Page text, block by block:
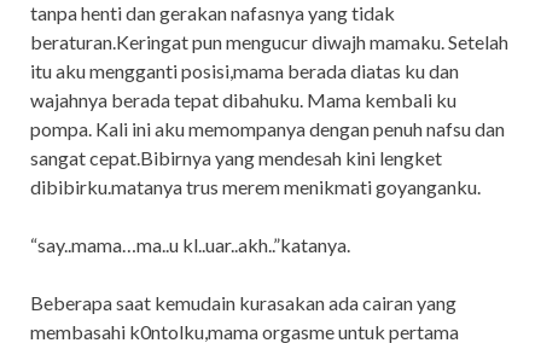
tanpa henti dan gerakan nafasnya yang tidak
beraturan.Keringat pun mengucur diwajh mamaku. Setelah
itu aku mengganti posisi,mama berada diatas ku dan
wajahnya berada tepat dibahuku. Mama kembali ku
pompa. Kali ini aku memompanya dengan penuh nafsu dan
sangat cepat.Bibirnya yang mendesah kini lengket
dibibirku.matanya trus merem menikmati goyanganku.
“say..mama…ma..u kl..uar..akh..”katanya.
Beberapa saat kemudain kurasakan ada cairan yang
membasahi k0ntolku,mama orgasme untuk pertama